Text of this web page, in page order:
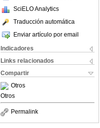
SciELO Analytics
Traducción automática
Enviar artículo por email
Indicadores
Links relacionados
Compartir
Otros
Otros
Permalink